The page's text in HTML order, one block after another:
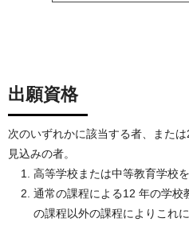
出願資格
次のいずれかに該当する者、また
見込みの者。
高等学校または中等教育学校を
通常の課程による12 年の学校
の課程以外の課程によりこれ